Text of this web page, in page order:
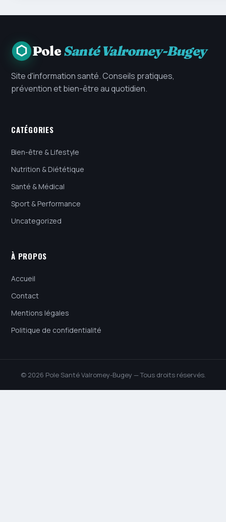
PoleSanté Valromey-Bugey
Site d'information santé. Conseils pratiques,
prévention et bien-être au quotidien.
CATÉGORIES
Bien-être & Lifestyle
Nutrition & Diététique
Santé & Médical
Sport & Performance
Uncategorized
À PROPOS
Accueil
Contact
Mentions légales
Politique de confidentialité
© 2026 Pole Santé Valromey-Bugey — Tous droits réservés.